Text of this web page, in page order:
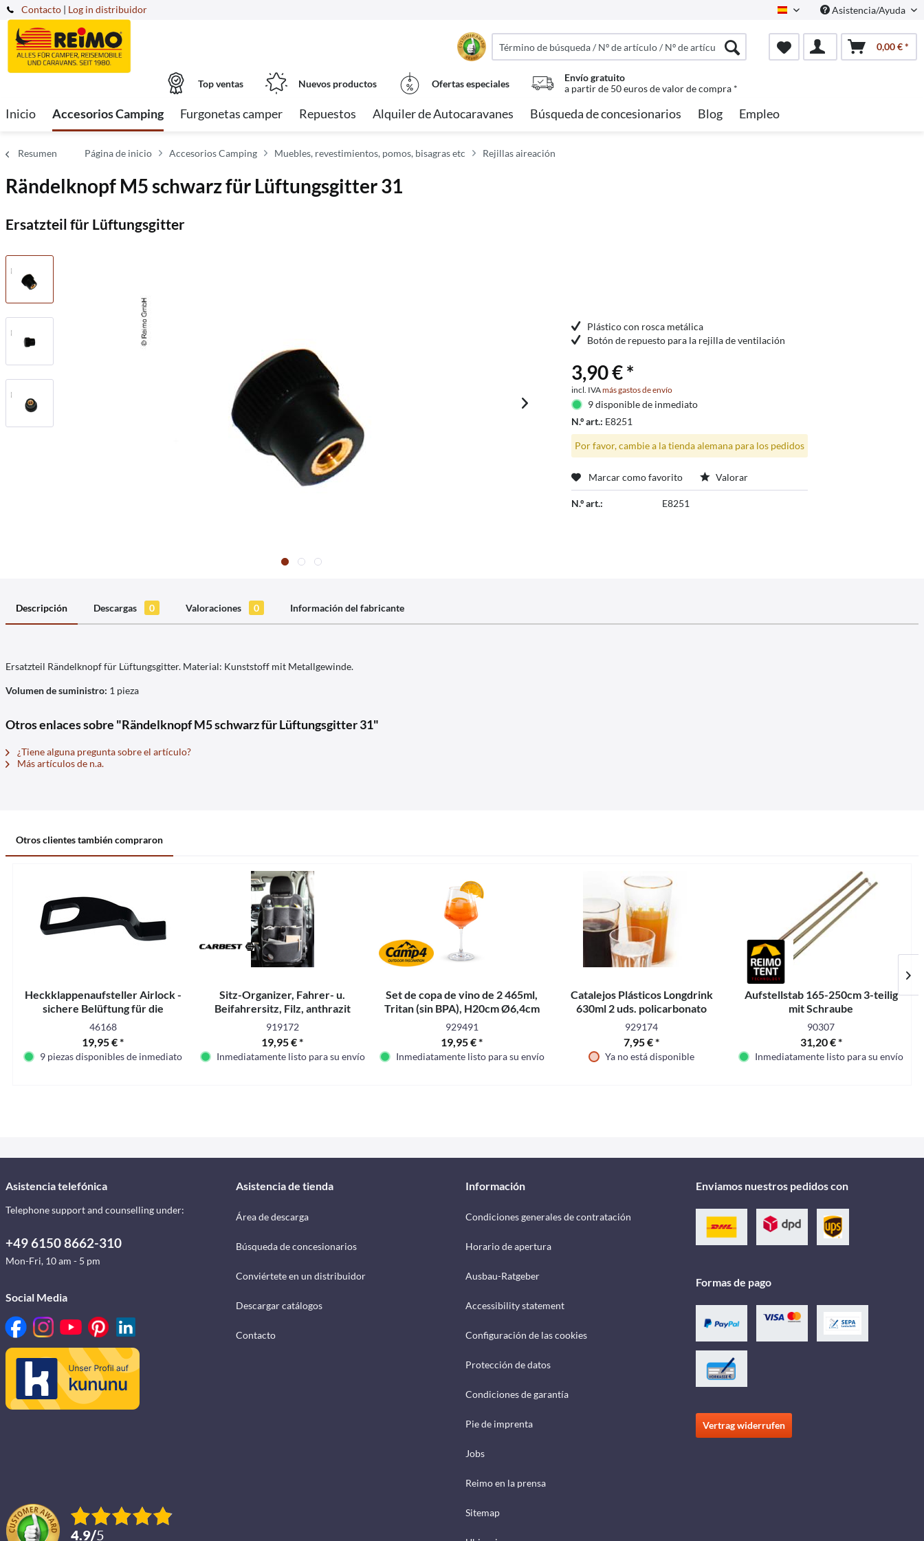
Contacto Spanisch Asistencia/Ayuda
| Log in distribuidor
0,00 € *
Top ventas Nuevos productos Ofertas especiales
Envío gratuito
a partir de 50 euros de valor de compra *
Inicio Accesorios Camping Furgonetas camper Repuestos Alquiler de Autocaravanes Búsqueda de concesionarios Blog Empleo
Resumen Página de inicio Accesorios Camping Muebles, revestimientos, pomos, bisagras etc Rejillas aireación
Rändelknopf M5 schwarz für Lüftungsgitter 31
Ersatzteil für Lüftungsgitter
Plástico con rosca metálica
Botón de repuesto para la rejilla de ventilación
3,90 € *
incl. IVAmás gastos de envío
9 disponible de inmediato
N.º art.: E8251
Por favor, cambie a la tienda alemana para los pedidos
Marcar como favorito Valorar
N.º art.: E8251
Descripción Descargas 0 Valoraciones 0 Información del fabricante
Ersatzteil Rändelknopf für Lüftungsgitter. Material: Kunststoff mit Metallgewinde.
Volumen de suministro: 1 pieza
Otros enlaces sobre "Rändelknopf M5 schwarz für Lüftungsgitter 31"
¿Tiene alguna pregunta sobre el artículo?
Más artículos de n.a.
Otros clientes también compraron
Heckklappenaufsteller Airlock -
sichere Belüftung für die
Heckklappe
46168
19,95 € *
9 piezas disponibles de inmediato
Sitz-Organizer, Fahrer- u.
Beifahrersitz, Filz, anthrazit
919172
19,95 € *
Inmediatamente listo para su envío
Set de copa de vino de 2 465ml,
Tritan (sin BPA), H20cm Ø6,4cm
929491
19,95 € *
Inmediatamente listo para su envío
Catalejos Plásticos Longdrink
630ml 2 uds. policarbonato
929174
7,95 € *
Ya no está disponible
Aufstellstab 165-250cm 3-teilig
mit Schraube
90307
31,20 € *
Inmediatamente listo para su envío
Asistencia telefónica
Telephone support and counselling under:
+49 6150 8662-310
Mon-Fri, 10 am - 5 pm
Social Media
4.9/5
Asistencia de tienda
Área de descarga
Búsqueda de concesionarios
Conviértete en un distribuidor
Descargar catálogos
Contacto
Información
Condiciones generales de contratación
Horario de apertura
Ausbau-Ratgeber
Accessibility statement
Configuración de las cookies
Protección de datos
Condiciones de garantía
Pie de imprenta
Jobs
Reimo en la prensa
Sitemap
Enviamos nuestros pedidos con
Formas de pago
Vertrag widerrufen